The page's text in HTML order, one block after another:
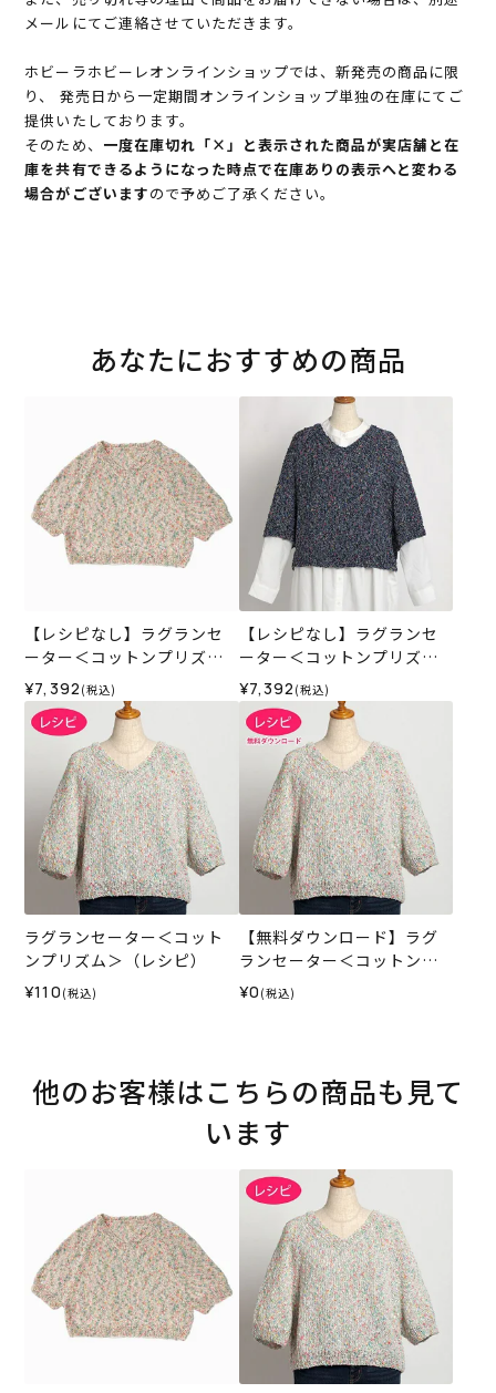
メールにてご連絡させていただきます。
ホビーラホビーレオンラインショップでは、新発売の商品に限
り、 発売日から一定期間オンラインショップ単独の在庫にてご
提供いたしております。
そのため、 一度在庫切れ「×」と表示された商品が実店舗と在
庫を共有できるようになった時点で在庫ありの表示へと変わる
場合がございますので予めご了承ください。
あなたにおすすめの商品
【レシピなし】ラグランセ
ーター＜コットンプリズム0
2P＞（編み物 材料セット）
¥7,392 (税込)
【レシピなし】ラグランセ
ーター＜コットンプリズム0
5N＞（編み物 材料セット）
¥7,392 (税込)
ラグランセーター＜コット
ンプリズム＞（レシピ）
¥110 (税込)
【無料ダウンロード】ラグ
ランセーター＜コットンプ
リズム＞（レシピ）
¥0 (税込)
他のお客様はこちらの商品も見て
います